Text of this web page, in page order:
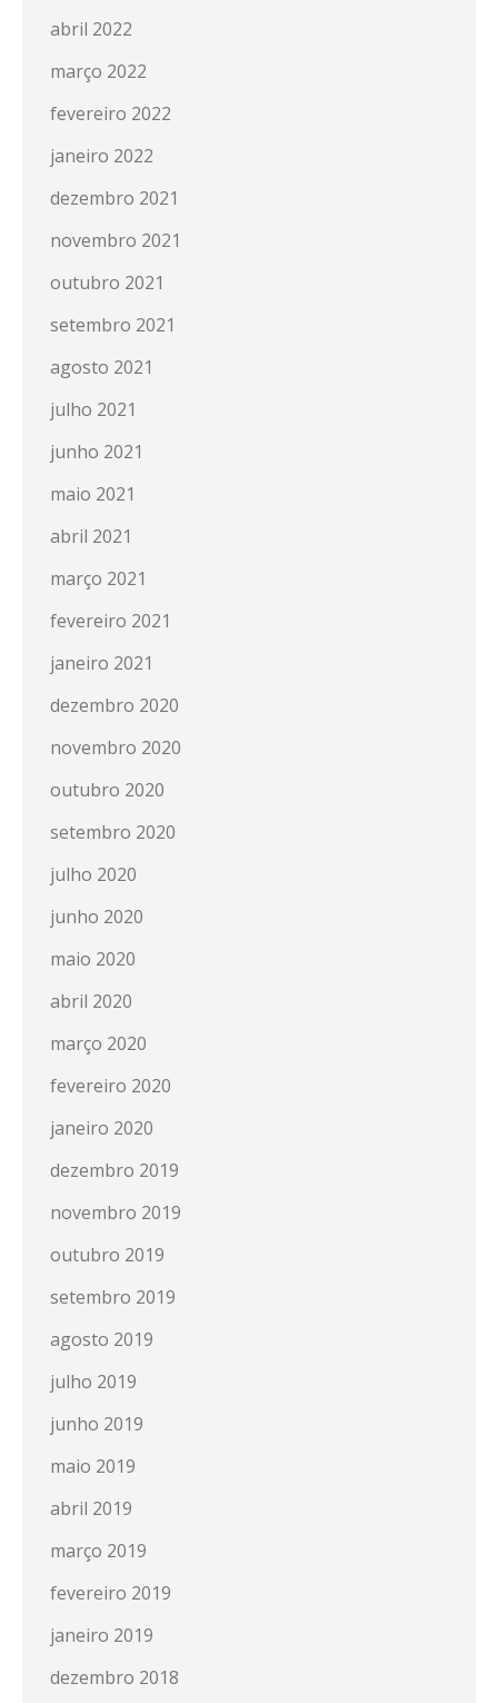
abril 2022
março 2022
fevereiro 2022
janeiro 2022
dezembro 2021
novembro 2021
outubro 2021
setembro 2021
agosto 2021
julho 2021
junho 2021
maio 2021
abril 2021
março 2021
fevereiro 2021
janeiro 2021
dezembro 2020
novembro 2020
outubro 2020
setembro 2020
julho 2020
junho 2020
maio 2020
abril 2020
março 2020
fevereiro 2020
janeiro 2020
dezembro 2019
novembro 2019
outubro 2019
setembro 2019
agosto 2019
julho 2019
junho 2019
maio 2019
abril 2019
março 2019
fevereiro 2019
janeiro 2019
dezembro 2018